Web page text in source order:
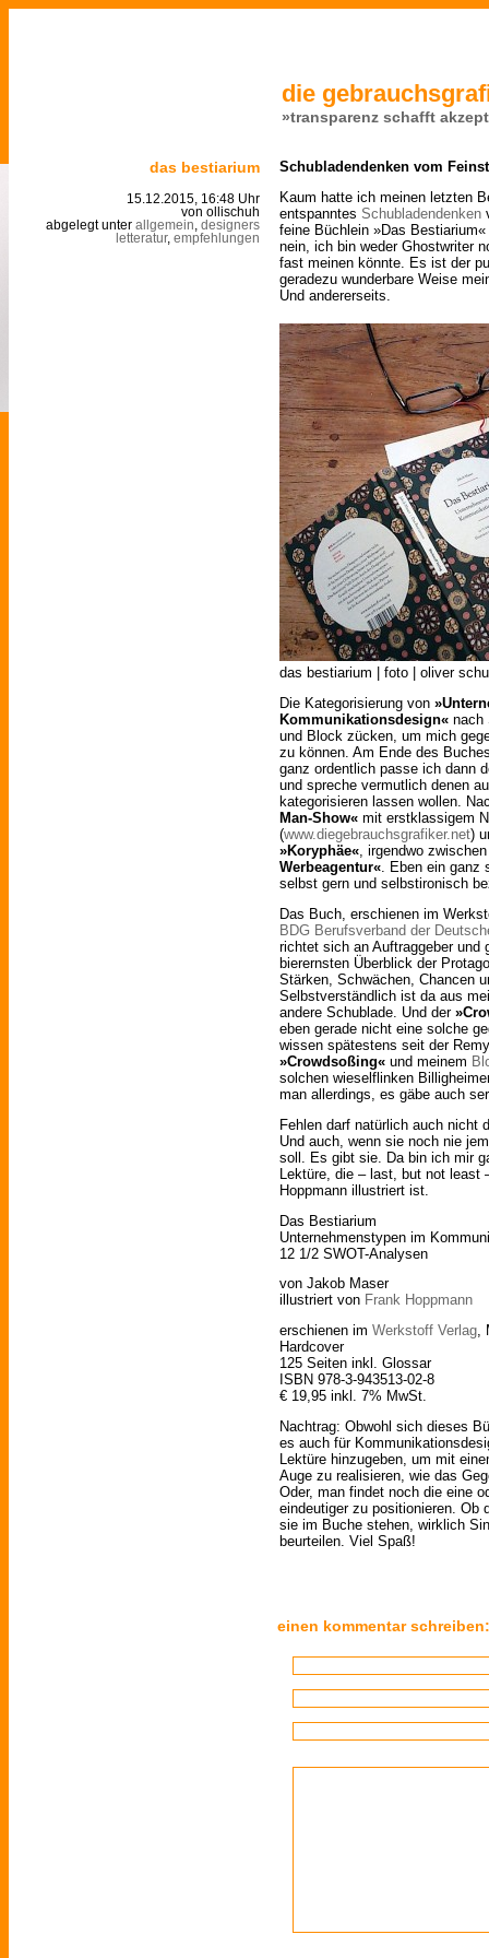
die
»transparenz schafft
das bestiarium
15.12.2015, 16:48 Uhr
von ollischuh
abgelegt unter allgemein designers
letteratur, empfehlungen
Schubladendenken vom
Kaum hatte ich meinen letzten
entspanntes Schubladendenken
feine Büchlein »Das
nein, ich bin weder Ghostwriter
fast meinen könnte. Es ist der
geradezu wunderbare Weise
Und andererseits.
das bestiarium | foto | oliver
Die Kategorisierung von
Kommunikationsdesign« nach
und Block zücken, um mich
zu können. Am Ende des
ganz ordentlich passe ich dann
und spreche vermutlich denen
kategorisieren lassen wollen.
Man-Show« mit erstklassigem
(www.diegebrauchsgrafiker.net)
»Koryphäe« , irgendwo
Werbeagentur« . Eben ein
selbst gern und selbstironisch
Das Buch, erschienen im
BDG Berufsverband der
richtet sich an Auftraggeber und
bierernsten Überblick der
Stärken, Schwächen, Chancen
Selbstverständlich ist da aus
andere Schublade. Und der
eben gerade nicht eine solche
wissen spätestens seit der
»Crowdsoßing« und meinem
solchen wieselflinken
man allerdings, es gäbe auch
Fehlen darf natürlich auch nicht
Und auch, wenn sie noch nie
soll. Es gibt sie. Da bin ich mir
Lektüre, die – last, but not least
Hoppmann illustriert ist.
Das Bestiarium
Unternehmenstypen im
12 1/2 SWOT-Analysen
von Jakob Maser
illustriert von Frank Hoppmann
erschienen im Werkstoff Verlag,
Hardcover
125 Seiten inkl. Glossar
ISBN 978-3-943513-02-8
€ 19,95 inkl. 7% MwSt.
Nachtrag: Obwohl sich dieses
es auch für
Lektüre hinzugeben, um mit
Auge zu realisieren, wie das
Oder, man findet noch die eine
eindeutiger zu positionieren. Ob
sie im Buche stehen, wirklich
beurteilen. Viel Spaß!
einen kommentar schreiben: